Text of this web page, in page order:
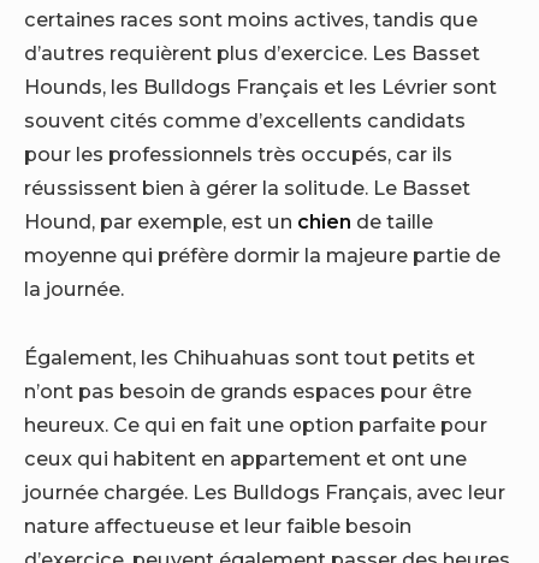
certaines races sont moins actives, tandis que
d’autres requièrent plus d’exercice. Les Basset
Hounds, les Bulldogs Français et les Lévrier sont
souvent cités comme d’excellents candidats
pour les professionnels très occupés, car ils
réussissent bien à gérer la solitude. Le Basset
Hound, par exemple, est un chien de taille
moyenne qui préfère dormir la majeure partie de
la journée.
Également, les Chihuahuas sont tout petits et
n’ont pas besoin de grands espaces pour être
heureux. Ce qui en fait une option parfaite pour
ceux qui habitent en appartement et ont une
journée chargée. Les Bulldogs Français, avec leur
nature affectueuse et leur faible besoin